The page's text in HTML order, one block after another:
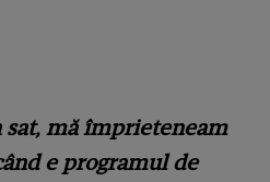
sat, mă împrieteneam
e programul de